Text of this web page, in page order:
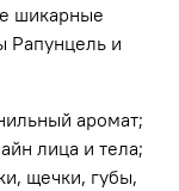
шикарные
Рапунцель и
аромат;
лица и тела;
щечки, губы,